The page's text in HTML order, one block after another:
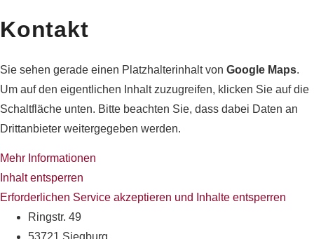
Kontakt
Sie sehen gerade einen Platzhalterinhalt von Google Maps.
Um auf den eigentlichen Inhalt zuzugreifen, klicken Sie auf die
Schaltfläche unten. Bitte beachten Sie, dass dabei Daten an
Drittanbieter weitergegeben werden.
Mehr Informationen
Inhalt entsperren
Erforderlichen Service akzeptieren und Inhalte entsperren
Ringstr. 49
53721 Siegburg